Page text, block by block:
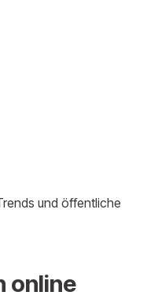
und öffentliche
online